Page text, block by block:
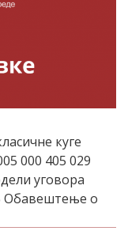
куге
000 405 029
уговора
Обавештење о